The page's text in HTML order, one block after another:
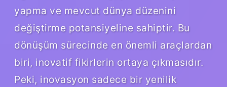
yapma ve mevcut dünya düzenini
değiştirme potansiyeline sahiptir. Bu
dönüşüm sürecinde en önemli araçlardan
biri, inovatif fikirlerin ortaya çıkmasıdır.
Peki, inovasyon sadece bir yenilik